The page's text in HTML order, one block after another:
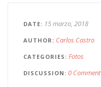
DATE 15 marzo, 2018
AUTHOR Carlos Castro
CATEGORIES Fotos
DISCUSSION 0 Comment